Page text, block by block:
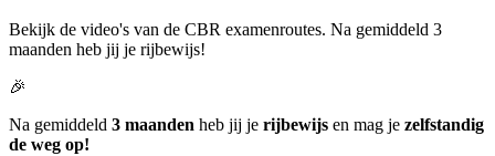
Bekijk de video's van de CBR examenroutes. Na gemiddeld 3
maanden heb jij je rijbewijs!
🎉
Na gemiddeld 3 maanden heb jij je rijbewijs en mag je zelfstandig
de weg op!